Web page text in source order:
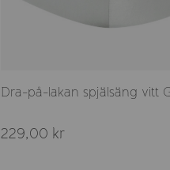
Dra-på-lakan spjälsäng vitt
229,00 kr